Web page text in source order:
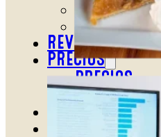
EVENTOS
EVENTOS
REVL
PRECIOS
PRECIOS
OFERTAS
COMPRAR
TARJETAS DE